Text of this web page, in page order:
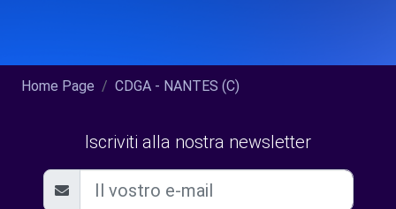
Home Page CDGA - NANTES (C)
Iscriviti alla nostra newsletter